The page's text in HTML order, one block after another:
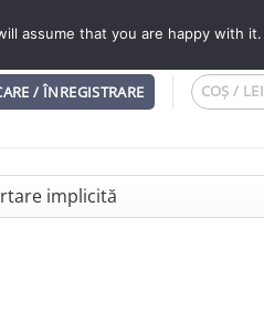
/ ÎNREGISTRARE COȘ / LEI
assume that you are happy with it.